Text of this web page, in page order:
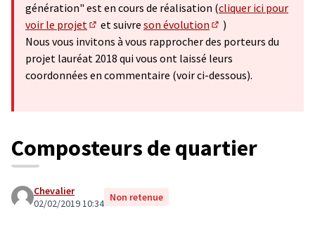
génération" est en cours de réalisation (cliquer ici pour
voir le projet
(S'ouvre dans un nouvel onglet)
et suivre son évolution
(S'ouvre dans un
)
Nous vous invitons à vous rapprocher des porteurs du
projet lauréat 2018 qui vous ont laissé leurs
coordonnées en commentaire (voir ci-dessous).
Composteurs de quartier
Chevalier
02/02/2019 10:34 Non retenue